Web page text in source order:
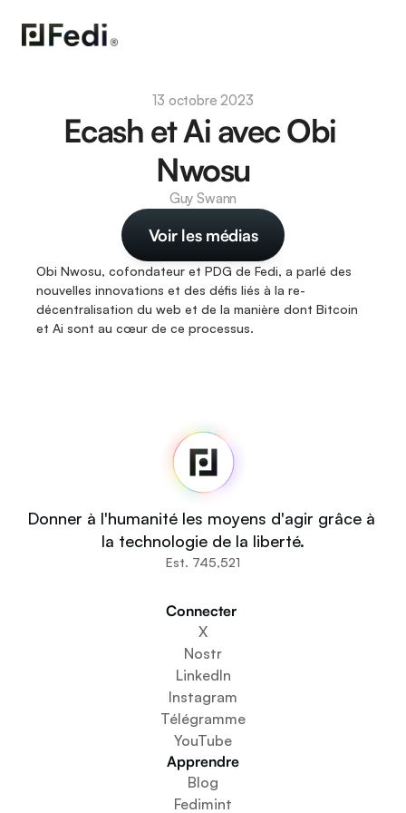
13 octobre 2023
Ecash et Ai avec Obi
Nwosu
Guy Swann
Voir les médias
Obi Nwosu, cofondateur et PDG de Fedi, a parlé des
nouvelles innovations et des défis liés à la re-
décentralisation du web et de la manière dont Bitcoin
et Ai sont au cœur de ce processus.
Accueil
Salle de presse
Code source
Fedi For
Vous
Communautés
Organisations
Téléchargez l'application
Créer un espace communautaire
Créer un service de portefeuille
Service de configuration de la fédération
Découvrez les mini-applications
Donner à l'humanité les moyens d'agir grâce à
la technologie de la liberté.
Est. 745,521
Connecter
X
Nostr
LinkedIn
Instagram
Télégramme
YouTube
Apprendre
Blog
Fedimint